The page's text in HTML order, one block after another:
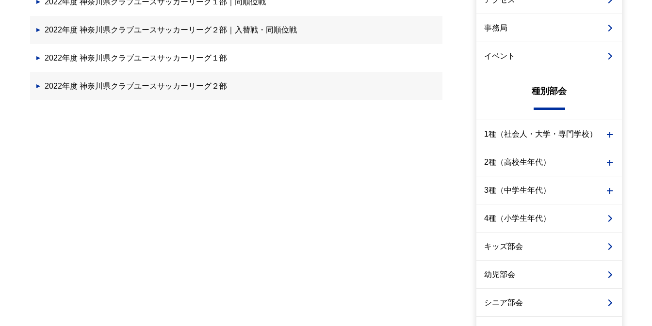
2022年度 神奈川県クラブユースサッカーリーグ１部｜同順位戦
2022年度 神奈川県クラブユースサッカーリーグ２部｜入替戦・同順位戦
2022年度 神奈川県クラブユースサッカーリーグ１部
2022年度 神奈川県クラブユースサッカーリーグ２部
事務局
イベント
種別部会
1種（社会人・大学・専門学校）
2種（高校生年代）
3種（中学生年代）
4種（小学生年代）
キッズ部会
幼児部会
シニア部会